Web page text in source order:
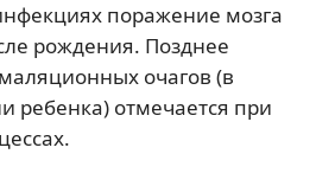
поражение мозга
рождения. Позднее
очагов (в
ребенка) отмечается при